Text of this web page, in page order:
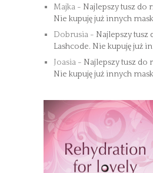
Majka - Najlepszy tusz do
Nie kupuję już innych
Dobrusia - Najlepszy tusz
Lashcode. Nie kupuję już
Joasia - Najlepszy tusz do
Nie kupuję już innych